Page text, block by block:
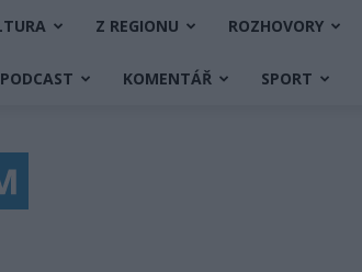
Z REGIONU ROZHOVORY
KOMENTÁŘ SPORT